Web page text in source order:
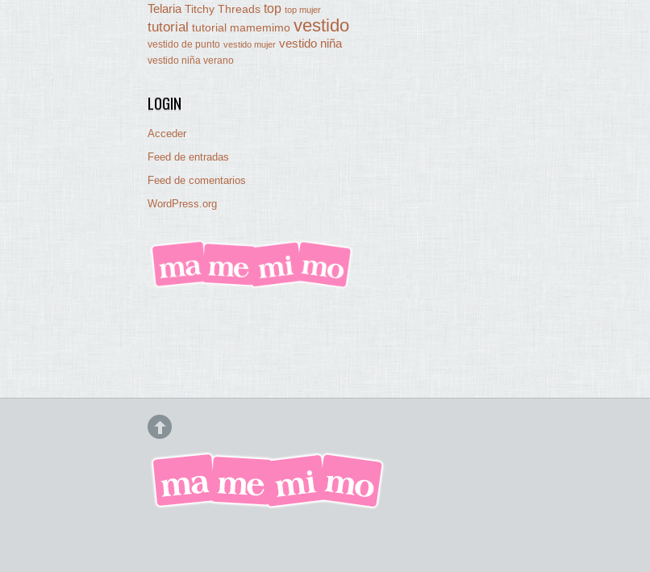
Telaria Titchy Threads top top mujer
tutorial tutorial mamemimo vestido
vestido de punto vestido mujer vestido niña
vestido niña verano
LOGIN
Acceder
Feed de entradas
Feed de comentarios
WordPress.org